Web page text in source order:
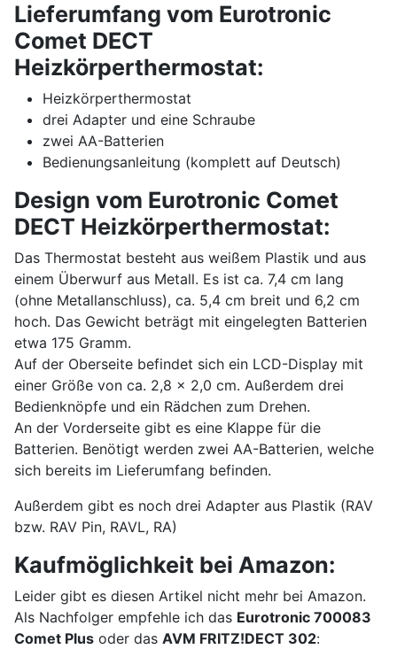
Lieferumfang vom Eurotronic
Comet DECT
Heizkörperthermostat:
Heizkörperthermostat
drei Adapter und eine Schraube
zwei AA-Batterien
Bedienungsanleitung (komplett auf Deutsch)
Design vom Eurotronic Comet
DECT Heizkörperthermostat:
Das Thermostat besteht aus weißem Plastik und aus
einem Überwurf aus Metall. Es ist ca. 7,4 cm lang
(ohne Metallanschluss), ca. 5,4 cm breit und 6,2 cm
hoch. Das Gewicht beträgt mit eingelegten Batterien
etwa 175 Gramm.
Auf der Oberseite befindet sich ein LCD-Display mit
einer Größe von ca. 2,8 x 2,0 cm. Außerdem drei
Bedienknöpfe und ein Rädchen zum Drehen.
An der Vorderseite gibt es eine Klappe für die
Batterien. Benötigt werden zwei AA-Batterien, welche
sich bereits im Lieferumfang befinden.
Außerdem gibt es noch drei Adapter aus Plastik (RAV
bzw. RAV Pin, RAVL, RA)
Kaufmöglichkeit bei Amazon:
Leider gibt es diesen Artikel nicht mehr bei Amazon.
Als Nachfolger empfehle ich das Eurotronic 700083
Comet Plus oder das AVM FRITZ!DECT 302: